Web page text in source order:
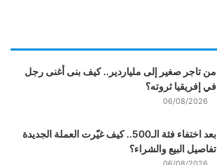
من تاجر صغير إلى ملياردير.. كيف بنى أغنى رجل
في إفريقيا ثروته؟
06/08/2026
بعد اختفاء فئة الـ500.. كيف غيّرت العملة الجديدة
تفاصيل البيع والشراء؟